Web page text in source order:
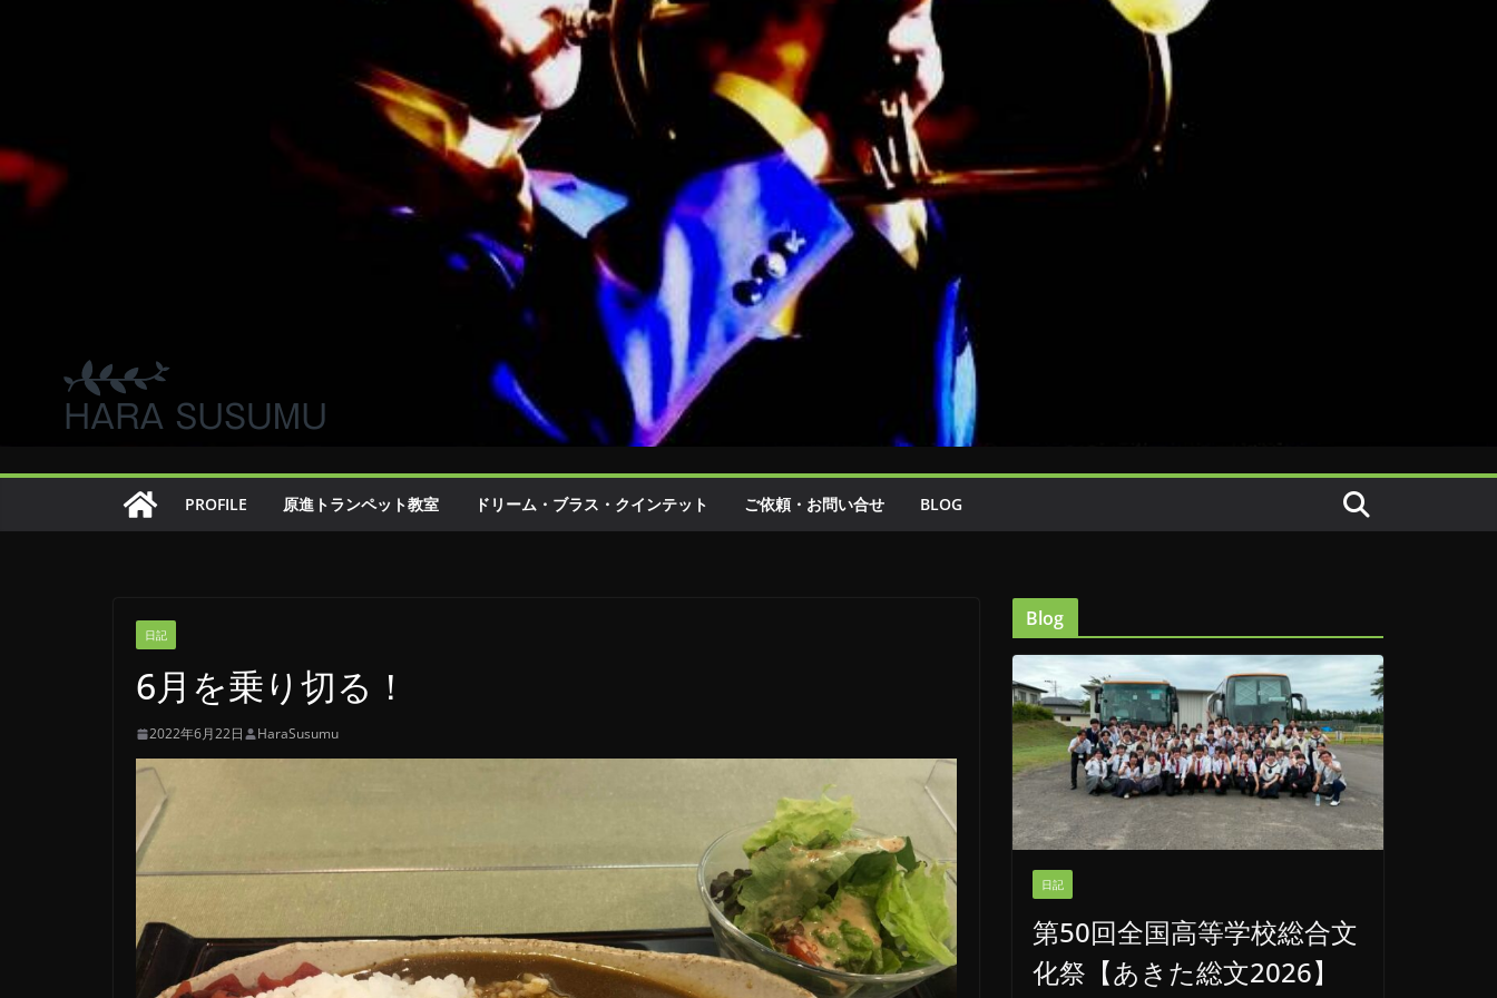
PROFILE 原進トランペット教室 ドリーム・ブラス・クインテット ご依頼・お問い合せ BLOG
日記
6月を乗り切る！
2022年6月22日 HaraSusumu
Blog
日記
第50回全国高等学校総合文
化祭【あきた総文2026】